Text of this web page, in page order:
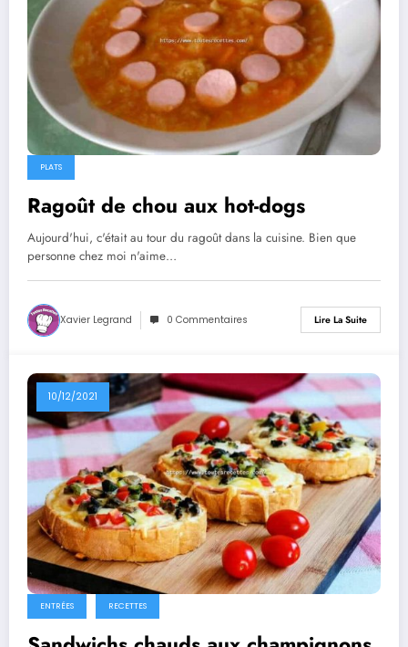
PLATS
Ragoût de chou aux hot-dogs
Aujourd'hui, c'était au tour du ragoût dans la cuisine. Bien que
personne chez moi n'aime…
Xavier Legrand 0 Commentaires Lire La Suite
10/12/2021
ENTRÉES RECETTES